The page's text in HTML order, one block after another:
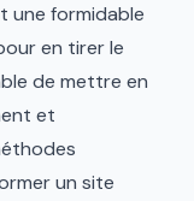
une formidable
en tirer le
de mettre en
et
un site